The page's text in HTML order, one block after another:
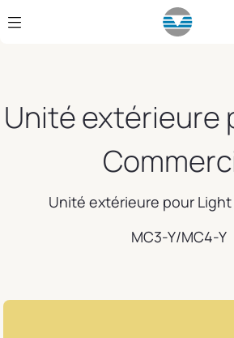
Saut au contenu principal
Unité extérieure
Unité extérieure pour Light
MC3-Y/MC4-Y